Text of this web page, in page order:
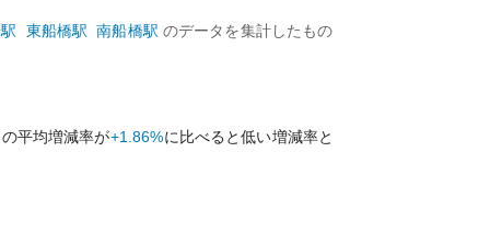
駅 東船橋駅 南船橋駅 のデータを集計したもの
平均増減率が+1.86%に比べると低い増減率と